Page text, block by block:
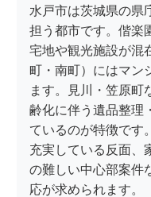
水戸市は茨城県の県
担う都市です。偕楽
宅地や観光施設が混
町・南町）にはマン
ます。見川・笠原町
齢化に伴う遺品整理
ているのが特徴です
充実している反面、
の難しい中心部案件
応が求められます。